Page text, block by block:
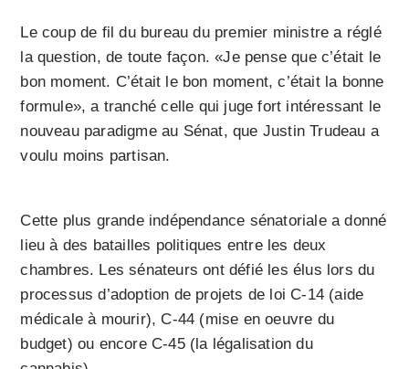
Le coup de fil du bureau du premier ministre a réglé
la question, de toute façon. «Je pense que c’était le
bon moment. C’était le bon moment, c’était la bonne
formule», a tranché celle qui juge fort intéressant le
nouveau paradigme au Sénat, que Justin Trudeau a
voulu moins partisan.
Cette plus grande indépendance sénatoriale a donné
lieu à des batailles politiques entre les deux
chambres. Les sénateurs ont défié les élus lors du
processus d’adoption de projets de loi C-14 (aide
médicale à mourir), C-44 (mise en oeuvre du
budget) ou encore C-45 (la légalisation du